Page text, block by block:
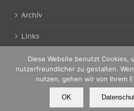
Archiv
Links
www.vhw-bund.de
Copyright2026 vhw
Diese Website benutzt Cookies,
nutzerfreundlicher zu gestalten.
nutzen, gehen wir von Ihrem
OK